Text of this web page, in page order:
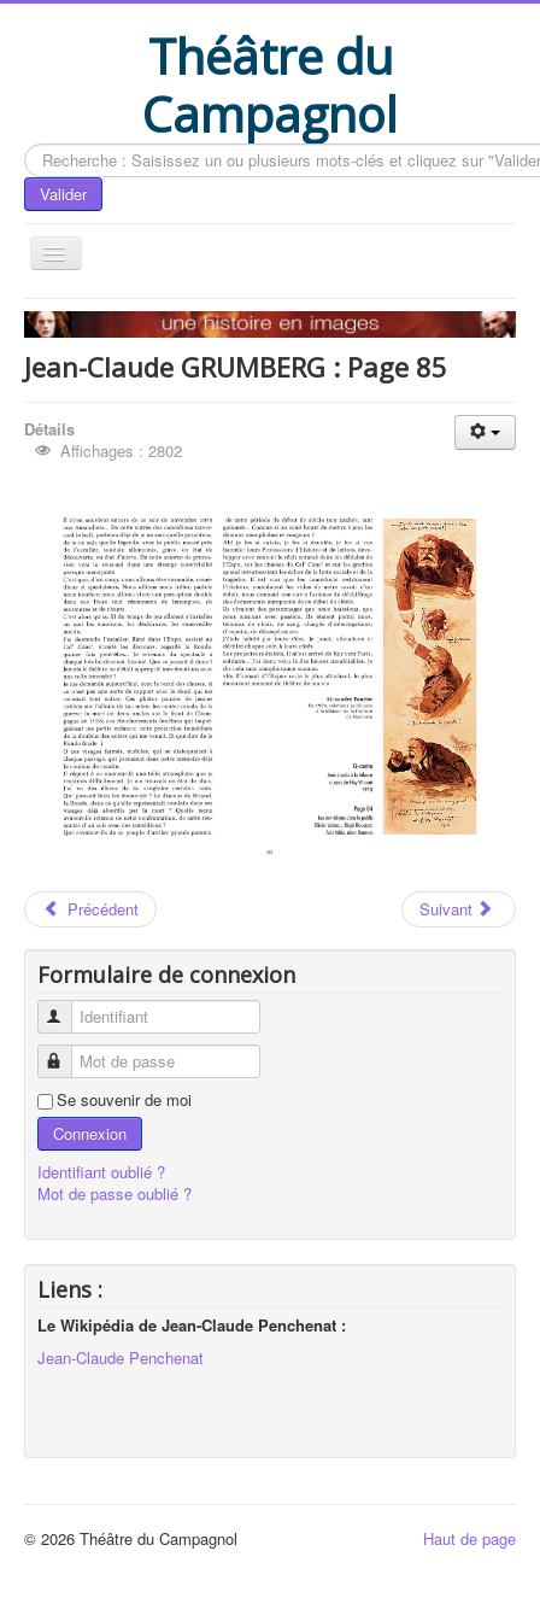
Théâtre du
Campagnol
Rechercher
Valider
Accueil
Le livre du CAMPAGNOL
Actualités
Vous êtes ici : Accueil
Le livre du CAMPAGNOL
Les Auteurs
Jean-Claude GRUMBERG
Jean-Claude GRUMBERG : Page 85
Jean-Claude GRUMBERG : Page 85
Détails
Affichages : 2802
Précédent Suivant
Formulaire de connexion
Identifiant
Mot de passe
Se souvenir de moi
Connexion
Identifiant oublié ?
Mot de passe oublié ?
Liens :
Le Wikipédia de Jean-Claude Penchenat :
Jean-Claude Penchenat
Haut de page
© 2026 Théâtre du Campagnol